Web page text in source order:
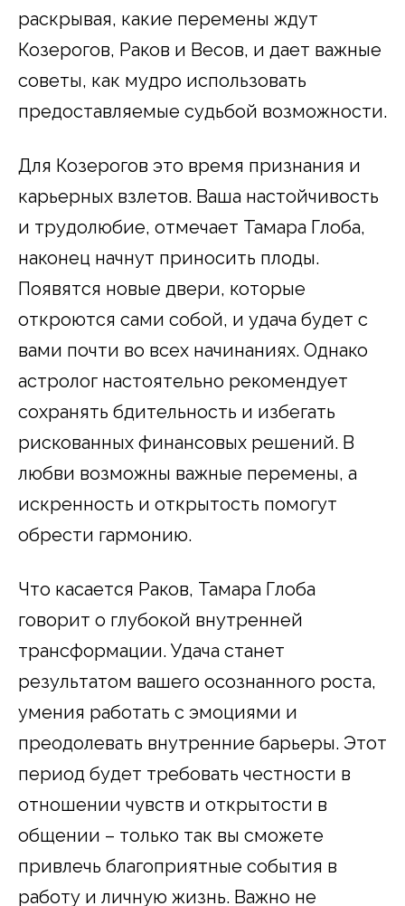
раскрывая, какие перемены ждут
Козерогов, Раков и Весов, и дает важные
советы, как мудро использовать
предоставляемые судьбой возможности.
Для Козерогов это время признания и
карьерных взлетов. Ваша настойчивость
и трудолюбие, отмечает Тамара Глоба,
наконец начнут приносить плоды.
Появятся новые двери, которые
откроются сами собой, и удача будет с
вами почти во всех начинаниях. Однако
астролог настоятельно рекомендует
сохранять бдительность и избегать
рискованных финансовых решений. В
любви возможны важные перемены, а
искренность и открытость помогут
обрести гармонию.
Что касается Раков, Тамара Глоба
говорит о глубокой внутренней
трансформации. Удача станет
результатом вашего осознанного роста,
умения работать с эмоциями и
преодолевать внутренние барьеры. Этот
период будет требовать честности в
отношении чувств и открытости в
общении – только так вы сможете
привлечь благоприятные события в
работу и личную жизнь. Важно не